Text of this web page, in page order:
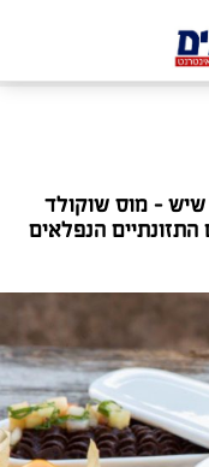
שיש – מוס שוקולד
הנפלאים